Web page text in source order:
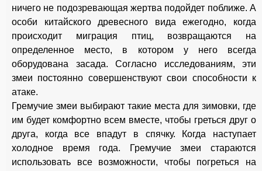
ничего не подозревающая жертва подойдет поближе. А
особи китайского древесного вида ежегодно, когда
происходит миграция птиц, возвращаются на
определенное место, в котором у него всегда
оборудована засада. Согласно исследованиям, эти
змеи постоянно совершенствуют свои способности к
атаке.
Гремучие змеи выбирают такие места для зимовки, где
им будет комфортно всем вместе, чтобы греться друг о
друга, когда все впадут в спячку. Когда наступает
холодное время года. Гремучие змеи стараются
использовать все возможности, чтобы погреться на